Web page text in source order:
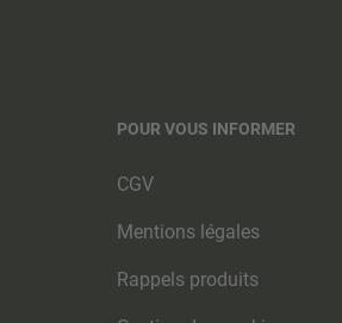
POUR VOUS INFORMER
CGV
Mentions légales
Rappels produits